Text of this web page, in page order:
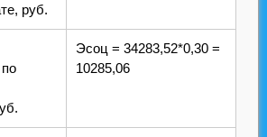
руб.
Эсоц = 34283,52*0,30 =
10285,06